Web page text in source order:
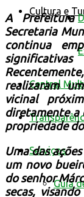
Cultura e
Central
Serviços
Guia
A Prefeitura
Secretaria
continua
realizaram
vicinal
diretamente a
propriedade
Uma das
um novo
do senhor
secas,